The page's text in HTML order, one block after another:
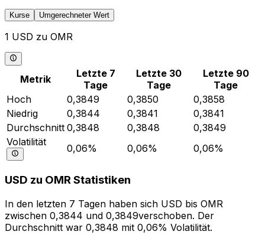
Kurse Umgerechneter Wert
1 USD zu OMR
Metrik
Letzte 7
Tage
Letzte 30
Tage
Letzte 90
Tage
Hoch
0,3849 0,3850
0,3858
Niedrig
0,3844 0,3841
0,3841
Durchschnitt 0,3848 0,3848
0,3849
Volatilität
0,06% 0,06% 0,06%
USD zu OMR Statistiken
In den letzten 7 Tagen haben sich USD bis OMR
zwischen 0,3844 und 0,3849verschoben. Der
Durchschnitt war 0,3848 mit 0,06% Volatilität.